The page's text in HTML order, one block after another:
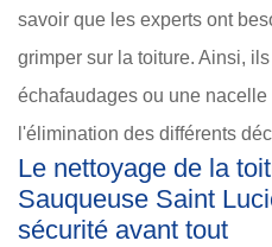
savoir que les experts ont
grimper sur la toiture. Ainsi,
échafaudages ou une
l'élimination des différents
Le nettoyage de la
Sauqueuse Saint
sécurité avant tout